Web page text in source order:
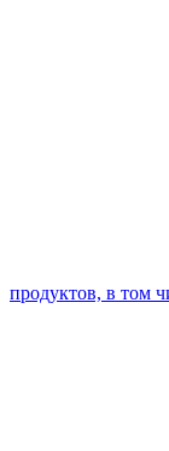
продуктов, в том